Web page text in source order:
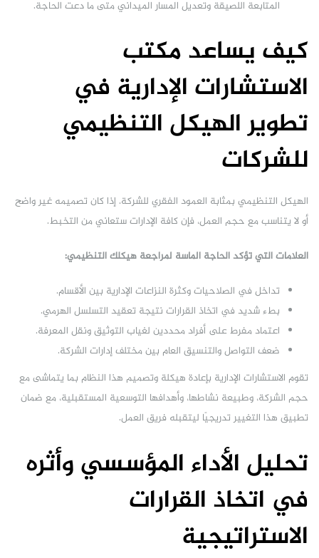
المتابعة اللصيقة وتعديل المسار الميداني متى ما دعت الحاجة.
كيف يساعد مكتب
الاستشارات الإدارية في
تطوير الهيكل التنظيمي
للشركات
الهيكل التنظيمي بمثابة العمود الفقري للشركة. إذا كان تصميمه غير واضح
أو لا يتناسب مع حجم العمل، فإن كافة الإدارات ستعاني من التخبط.
العلامات التي تؤكد الحاجة الماسة لمراجعة هيكلك التنظيمي:
تداخل في الصلاحيات وكثرة النزاعات الإدارية بين الأقسام.
بطء شديد في اتخاذ القرارات نتيجة تعقيد التسلسل الهرمي.
اعتماد مفرط على أفراد محددين لغياب التوثيق ونقل المعرفة.
ضعف التواصل والتنسيق العام بين مختلف إدارات الشركة.
تقوم الاستشارات الإدارية بإعادة هيكلة وتصميم هذا النظام بما يتماشى مع
حجم الشركة، وطبيعة نشاطها، وأهدافها التوسعية المستقبلية، مع ضمان
تطبيق هذا التغيير تدريجيًا ليتقبله فريق العمل.
تحليل الأداء المؤسسي وأثره
في اتخاذ القرارات
الاستراتيجية